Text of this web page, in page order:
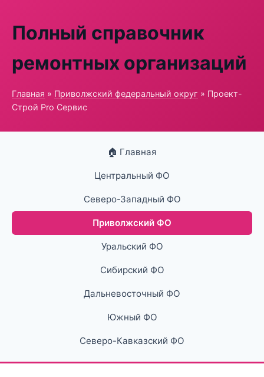
Полный справочник
ремонтных организаций
Главная » Приволжский федеральный округ » Проект-
Строй Pro Сервис
🏠 Главная
Центральный ФО
Северо-Западный ФО
Приволжский ФО
Уральский ФО
Сибирский ФО
Дальневосточный ФО
Южный ФО
Северо-Кавказский ФО